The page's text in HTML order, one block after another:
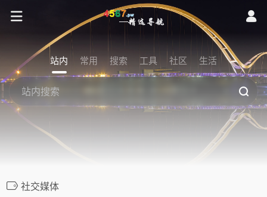
站内 常用 搜索 工具 社区 生活
社交媒体